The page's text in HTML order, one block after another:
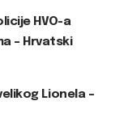
HVO-a
– Hrvatski
Lionela –